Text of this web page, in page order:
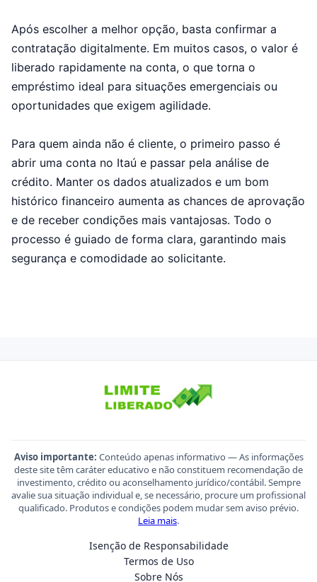
Após escolher a melhor opção, basta confirmar a
contratação digitalmente. Em muitos casos, o valor é
liberado rapidamente na conta, o que torna o
empréstimo ideal para situações emergenciais ou
oportunidades que exigem agilidade.
Para quem ainda não é cliente, o primeiro passo é
abrir uma conta no Itaú e passar pela análise de
crédito. Manter os dados atualizados e um bom
histórico financeiro aumenta as chances de aprovação
e de receber condições mais vantajosas. Todo o
processo é guiado de forma clara, garantindo mais
segurança e comodidade ao solicitante.
Aviso importante: Conteúdo apenas informativo — As informações
deste site têm caráter educativo e não constituem recomendação de
investimento, crédito ou aconselhamento jurídico/contábil. Sempre
avalie sua situação individual e, se necessário, procure um profissional
qualificado. Produtos e condições podem mudar sem aviso prévio.
Leia mais.
Isenção de Responsabilidade
Termos de Uso
Sobre Nós